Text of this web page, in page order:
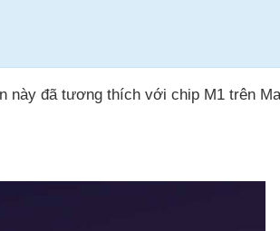
này đã tương thích với chip M1 trên